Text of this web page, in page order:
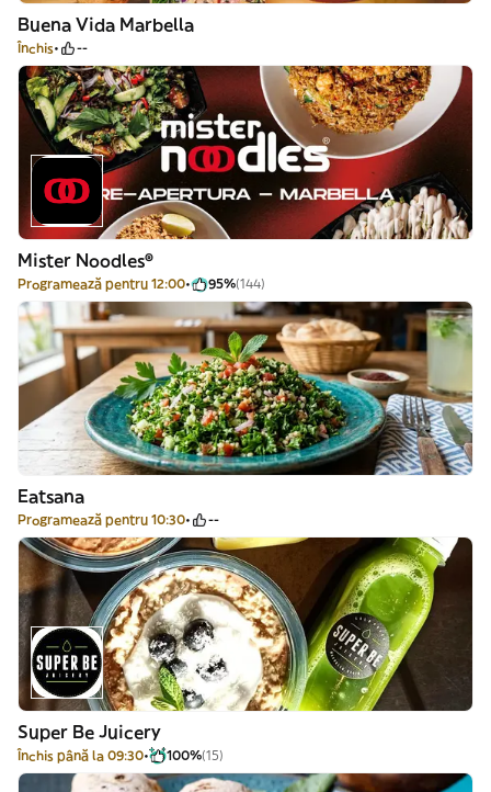
Buena Vida Marbella
Închis --
Mister Noodles®
Programează pentru 12:00 95%(144)
Eatsana
Programează pentru 10:30 --
Super Be Juicery
Închis până la 09:30 100%(15)